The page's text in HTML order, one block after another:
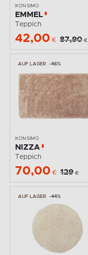
KONSIMO
EMMEL
Teppich
42,00 € 87,90 €
AUF LAGER -46%
KONSIMO
NIZZA
Teppich
70,00 € 129 €
AUF LAGER -44%